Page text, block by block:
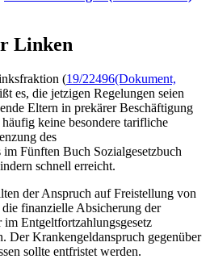
Linken
(19/22496(Dokument,
es, die jetzigen Regelungen seien
Eltern in prekärer Beschäftigung
keine besondere tarifliche
des
Fünften Buch Sozialgesetzbuch
schnell erreicht.
der Anspruch auf Freistellung von
finanzielle Absicherung der
Entgeltfortzahlungsgesetz
Der Krankengeldanspruch gegenüber
sollte entfristet werden.